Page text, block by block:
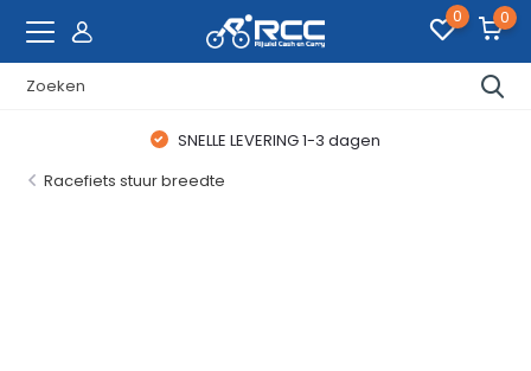
0 0
WAANZINNIGE FIETSDEALS
Racefiets stuur breedte